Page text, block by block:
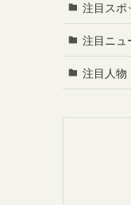
注目スポ
注目ニュ
注目人物